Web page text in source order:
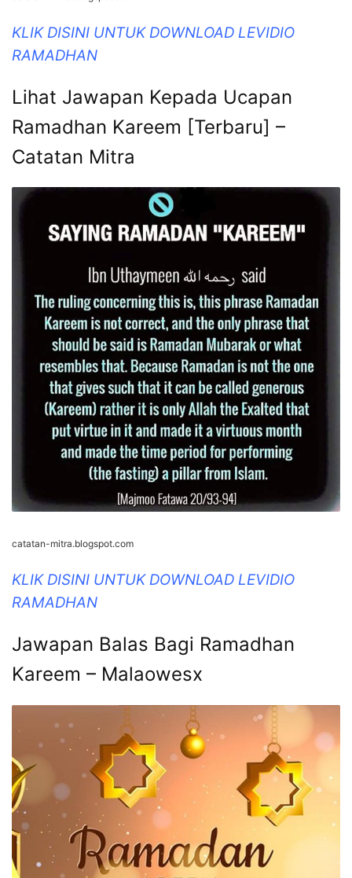
KLIK DISINI UNTUK DOWNLOAD LEVIDIO
RAMADHAN
Lihat Jawapan Kepada Ucapan
Ramadhan Kareem [Terbaru] –
Catatan Mitra
catatan-mitra.blogspot.com
KLIK DISINI UNTUK DOWNLOAD LEVIDIO
RAMADHAN
Jawapan Balas Bagi Ramadhan
Kareem – Malaowesx